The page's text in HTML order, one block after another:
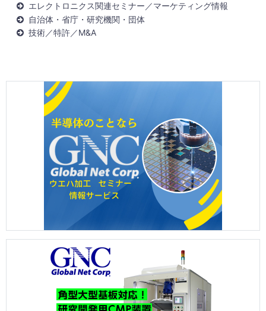
エレクトロニクス関連セミナー／マーケティング情報
自治体・省庁・研究機関・団体
技術／特許／M&A